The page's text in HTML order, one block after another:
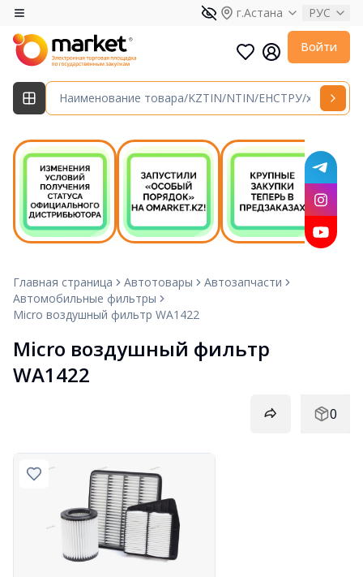
г.Астана РУС
Войти
Главная страница Автотовары
Автозапчасти
Автомобильные фильтры
Micro воздушный фильтр WA1422
Micro воздушный фильтр
WA1422
0